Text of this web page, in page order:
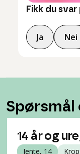
Fikk du
Ja Nei
Spørsmål
14 år og
Jente, 14